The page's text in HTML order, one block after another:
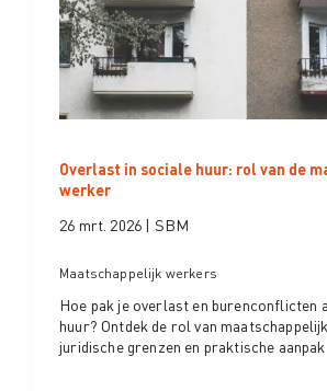
Overlast in sociale huur: rol van de
werker
26 mrt. 2026 | SBM
Maatschappelijk werkers
Hoe pak je overlast en burenconflicten
huur? Ontdek de rol van
juridische grenzen en praktische aanpak